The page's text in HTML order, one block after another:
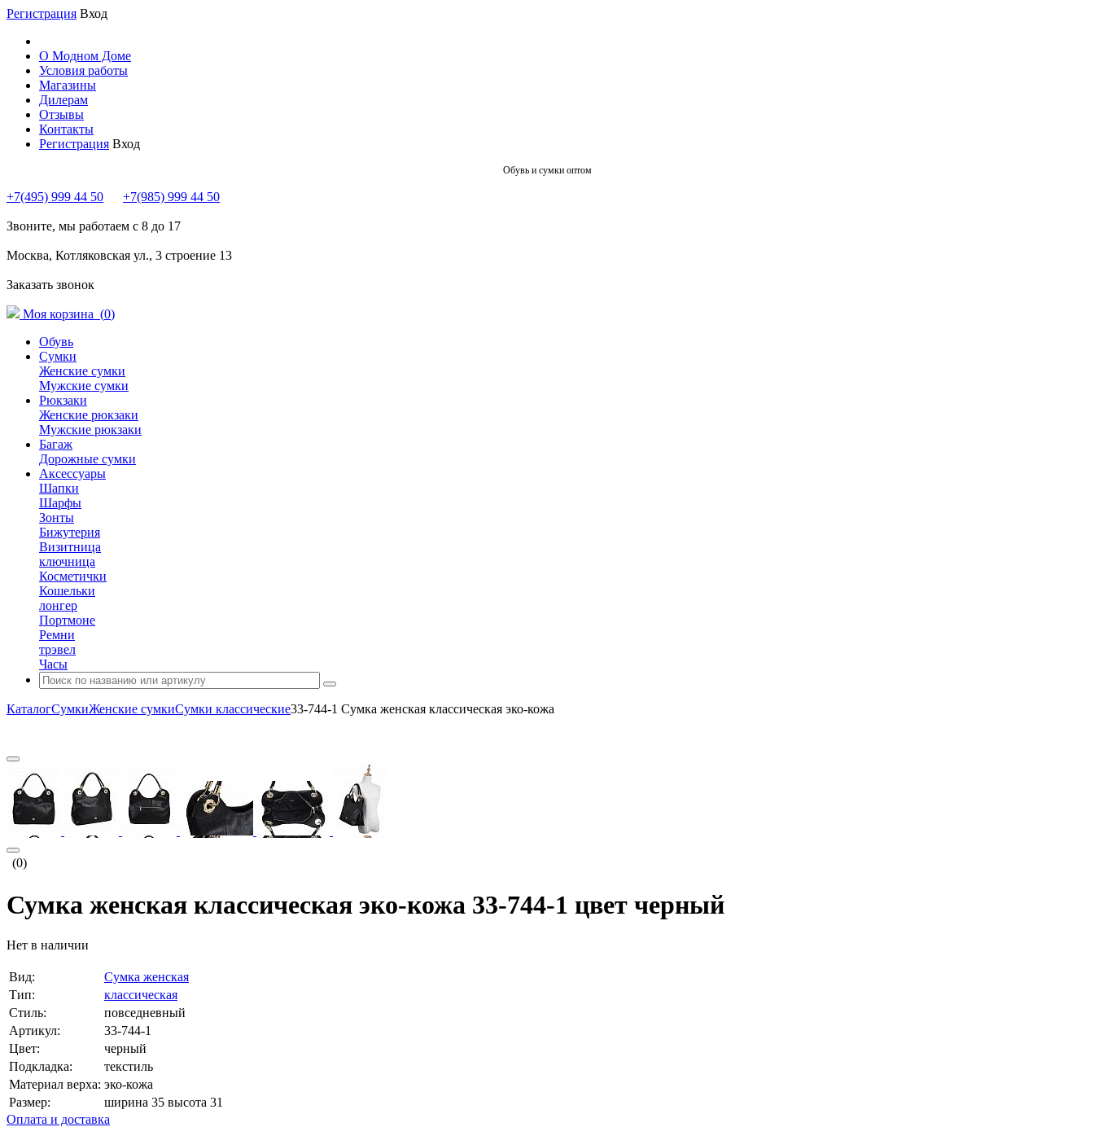
Регистрация Вход
О Модном Доме
Условия работы
Магазины
Дилерам
Отзывы
Контакты
Регистрация Вход
Обувь и сумки оптом
+7(495) 999 44 50 +7(985) 999 44 50
Звоните, мы работаем с 8 до 17
Москва, Котляковская ул., 3 строение 13
Заказать звонок
Моя корзина (0)
Обувь
Сумки
Женские сумки
Мужские сумки
Рюкзаки
Женские рюкзаки
Мужские рюкзаки
Багаж
Дорожные сумки
Аксессуары
Шапки
Шарфы
Зонты
Бижутерия
Визитница
ключница
Косметички
Кошельки
лонгер
Портмоне
Ремни
трэвел
Часы
КаталогСумкиЖенские сумкиСумки классические33-744-1 Сумка женская классическая эко-кожа
(0)
Сумка женская классическая эко-кожа 33-744-1 цвет черный
Нет в наличии
Вид:
Сумка женская
Тип:
классическая
Стиль:
повседневный
Артикул:
33-744-1
Цвет:
черный
Подкладка:
текстиль
Материал верха: эко-кожа
Размер:
ширина 35 высота 31
Оплата и доставка